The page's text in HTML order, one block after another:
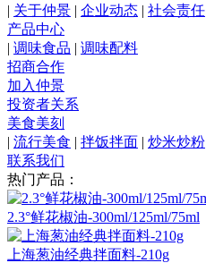
| 关于仲景 | 企业动态 | 社会责任
产品中心
| 调味食品 | 调味配料
招商合作
加入仲景
投资者关系
美食美刻
| 流行美食 | 拌饭拌面 | 炒米炒粉
联系我们
热门产品：
2.3°鲜花椒油-300ml/125ml/75ml
上海葱油经典拌面料-210g